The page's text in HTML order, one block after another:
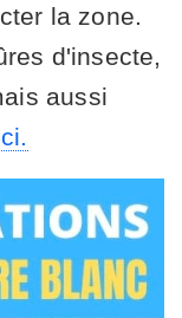
la zone.
d'insecte,
aussi